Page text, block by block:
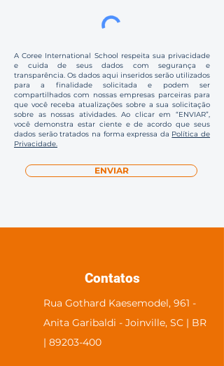
A Coree International School respeita sua privacidade
e cuida de seus dados com segurança e
transparência. Os dados aqui inseridos serão utilizados
para a finalidade solicitada e podem ser
compartilhados com nossas empresas parceiras para
que você receba atualizações sobre a sua solicitação
sobre as nossas atividades. Ao clicar em “ENVIAR”,
você demonstra estar ciente e de acordo que seus
dados serão tratados na forma expressa da Política de
Privacidade.
ENVIAR
Contatos
Rua Gothard Kaesemodel, 961 -
Anita Garibaldi - Joinville, SC | BR
| 89203-400